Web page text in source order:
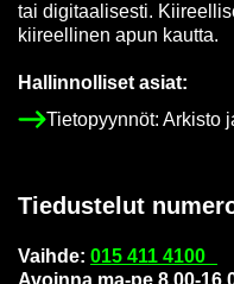
tai di­gi­taa­li­ses­ti.
kii­reel­li­nen apun kaut­ta.
Hal­lin­nol­li­set asiat:
Tie­to­pyyn­nöt: Ar­kis­to
Tie­dus­te­lut
Vaih­de: 015 411 4100